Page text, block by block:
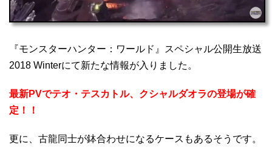
『モンスターハンター：ワールド』スペシャル公開生放送
2018 Winterにて新たな情報が入りました。
最新PVでテオ・テスカトル、クシャルダオラの登場が確
定！！
更に、古龍同士が鉢合わせになるケースもあるそうです。